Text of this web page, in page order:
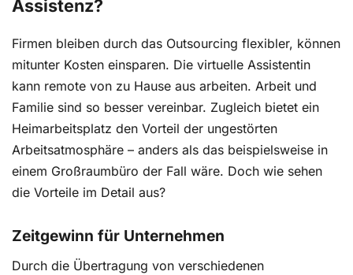
Assistenz?
Firmen bleiben durch das Outsourcing flexibler, können
mitunter Kosten einsparen. Die virtuelle Assistentin
kann remote von zu Hause aus arbeiten. Arbeit und
Familie sind so besser vereinbar. Zugleich bietet ein
Heimarbeitsplatz den Vorteil der ungestörten
Arbeitsatmosphäre – anders als das beispielsweise in
einem Großraumbüro der Fall wäre. Doch wie sehen
die Vorteile im Detail aus?
Zeitgewinn für Unternehmen
Durch die Übertragung von verschiedenen